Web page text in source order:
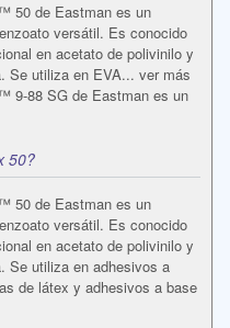
50 de Eastman es un
versátil. Es conocido
en acetato de polivinilo y
Se utiliza en EVA... ver más
9-88 SG de Eastman es un
50?
50 de Eastman es un
versátil. Es conocido
en acetato de polivinilo y
Se utiliza en adhesivos a
de látex y adhesivos a base